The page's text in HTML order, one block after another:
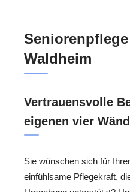
Waldheim
Vertrauensvolle
eigenen vier
Sie wünschen sich für
einfühlsame Pflegekraft,